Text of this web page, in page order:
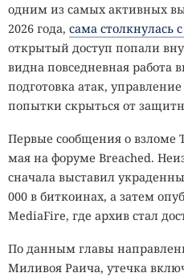
одним из самых активных
2026 года, сама столкнулась
открытый доступ попали
видна повседневная работа
подготовка атак,
попытки скрыться от
Первые сообщения о взломе
мая на форуме Breached.
сначала выставил
000 в биткоинах, а затем
MediaFire, где архив стал
По данным главы
Миливоя Раича, утечка